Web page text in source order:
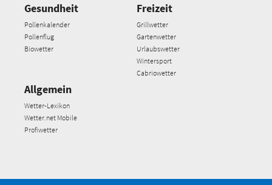
Gesundheit
Pollenkalender
Pollenflug
Biowetter
Freizeit
Grillwetter
Gartenwetter
Urlaubswetter
Wintersport
Cabriowetter
Allgemein
Wetter-Lexikon
Wetter.net Mobile
Profiwetter